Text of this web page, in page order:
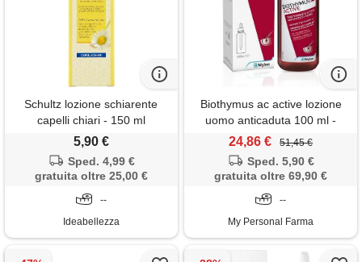
Schultz lozione schiarente
capelli chiari - 150 ml
5,90 €
Sped. 4,99 €
gratuita oltre 25,00 €
--
Ideabellezza
Biothymus ac active lozione
uomo anticaduta 100 ml -
BIOTHYMUS - 934408713
24,86 € 51,45 €
Sped. 5,90 €
gratuita oltre 69,90 €
--
My Personal Farma